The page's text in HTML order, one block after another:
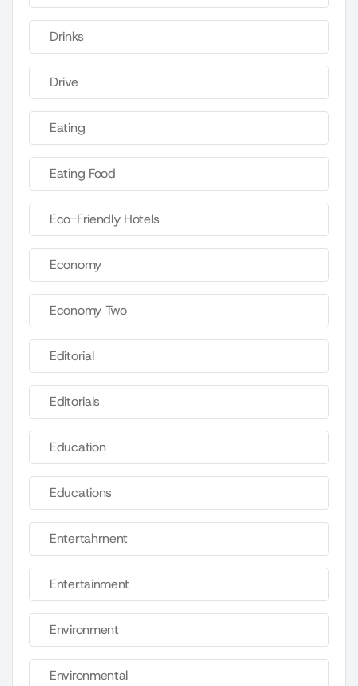
Drinks
Drive
Eating
Eating Food
Eco-Friendly Hotels
Economy
Economy Two
Editorial
Editorials
Education
Educations
Entertahrnent
Entertainment
Environment
Environmental